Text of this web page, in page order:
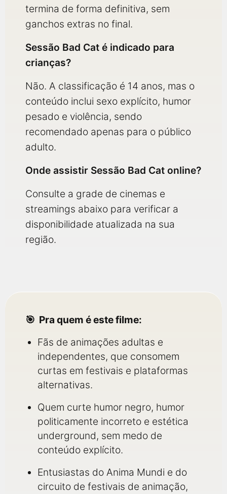
termina de forma definitiva, sem
ganchos extras no final.
Sessão Bad Cat é indicado para
crianças?
Não. A classificação é 14 anos, mas o
conteúdo inclui sexo explícito, humor
pesado e violência, sendo
recomendado apenas para o público
adulto.
Onde assistir Sessão Bad Cat online?
Consulte a grade de cinemas e
streamings abaixo para verificar a
disponibilidade atualizada na sua
região.
Pra quem é este filme:
Fãs de animações adultas e
independentes, que consomem
curtas em festivais e plataformas
alternativas.
Quem curte humor negro, humor
politicamente incorreto e estética
underground, sem medo de
conteúdo explícito.
Entusiastas do Anima Mundi e do
circuito de festivais de animação,